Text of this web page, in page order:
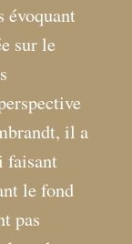
évoquant
sur le
il a
faisant
le fond
pas